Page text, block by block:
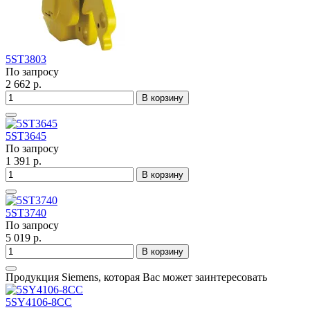
5ST3803
По запросу
2 662 р.
В корзину
5ST3645
По запросу
1 391 р.
В корзину
5ST3740
По запросу
5 019 р.
В корзину
Продукция Siemens, которая Вас может заинтересовать
5SY4106-8CC